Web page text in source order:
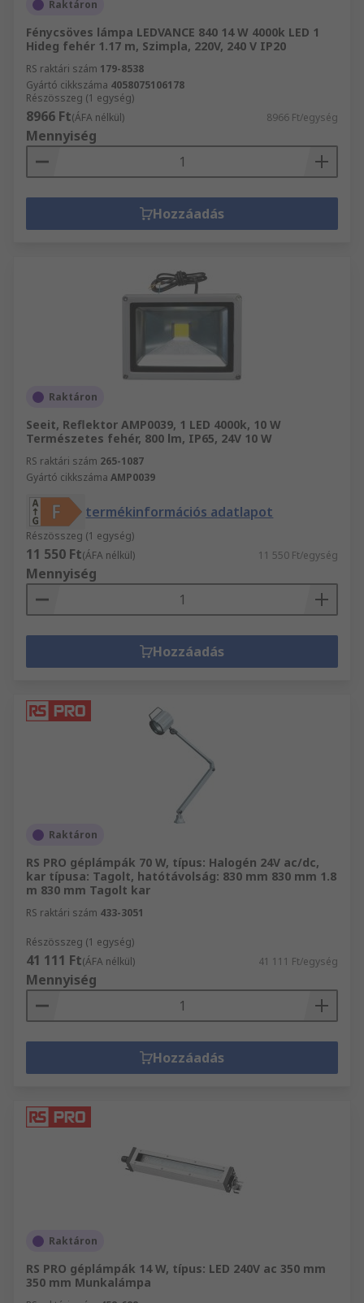
Raktáron
Fénycsöves lámpa LEDVANCE 840 14 W 4000k LED 1
Hideg fehér 1.17 m, Szimpla, 220V, 240 V IP20
RS raktári szám 179-8538
Gyártó cikkszáma 4058075106178
Részösszeg (1 egység)
8966 Ft(ÁFA nélkül) 8966 Ft/egység
Mennyiség
Hozzáadás
Raktáron
Seeit, Reflektor AMP0039, 1 LED 4000k, 10 W
Természetes fehér, 800 lm, IP65, 24V 10 W
RS raktári szám 265-1087
Gyártó cikkszáma AMP0039
termékinformációs adatlapot
Részösszeg (1 egység)
11 550 Ft(ÁFA nélkül) 11 550 Ft/egység
Mennyiség
Hozzáadás
Raktáron
RS PRO géplámpák 70 W, típus: Halogén 24V ac/dc,
kar típusa: Tagolt, hatótávolság: 830 mm 830 mm 1.8
m 830 mm Tagolt kar
RS raktári szám 433-3051
Részösszeg (1 egység)
41 111 Ft(ÁFA nélkül) 41 111 Ft/egység
Mennyiség
Hozzáadás
Raktáron
RS PRO géplámpák 14 W, típus: LED 240V ac 350 mm
350 mm Munkalámpa